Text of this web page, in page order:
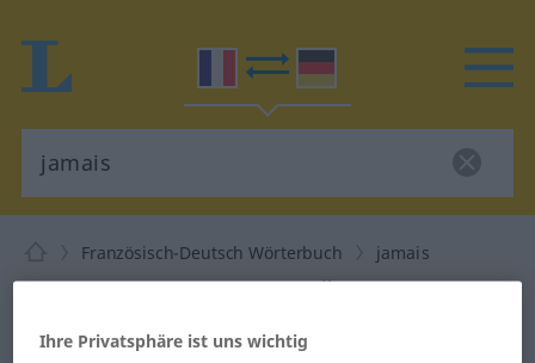
Französisch-Deutsch Wörterbuch jamais
Französisch-Deutsch Übersetzung
für "jamais"
Ihre Privatsphäre ist uns wichtig